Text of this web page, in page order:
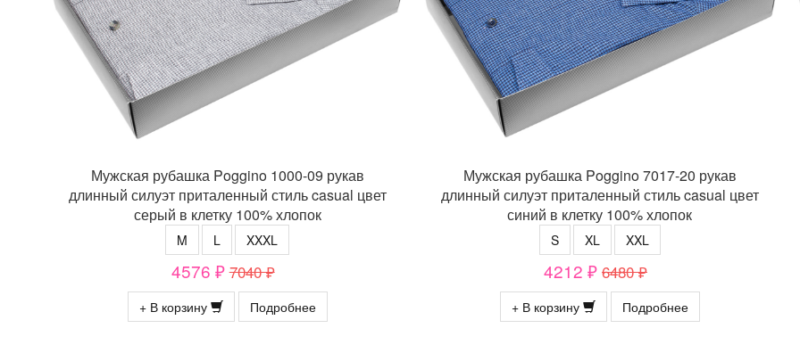
Мужская рубашка Poggino 1000-09 рукав
длинный силуэт приталенный стиль casual цвет
серый в клетку 100% хлопок
M L XXXL
4576 ₽ 7040 ₽
+ В корзину Подробнее
Мужская рубашка Poggino 7017-20 рукав
длинный силуэт приталенный стиль casual цвет
синий в клетку 100% хлопок
S XL XXL
4212 ₽ 6480 ₽
+ В корзину Подробнее